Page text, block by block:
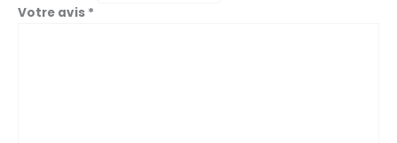
Votre avis *